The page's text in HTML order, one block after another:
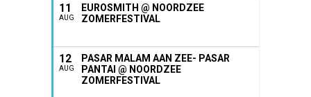
11
AUG
EUROSMITH @ NOORDZEE
ZOMERFESTIVAL
12
AUG
PASAR MALAM AAN ZEE- PASAR
PANTAI @ NOORDZEE
ZOMERFESTIVAL